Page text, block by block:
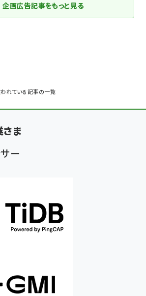
われている記事の一覧
企画広告記事をもっと見る
ま
ー